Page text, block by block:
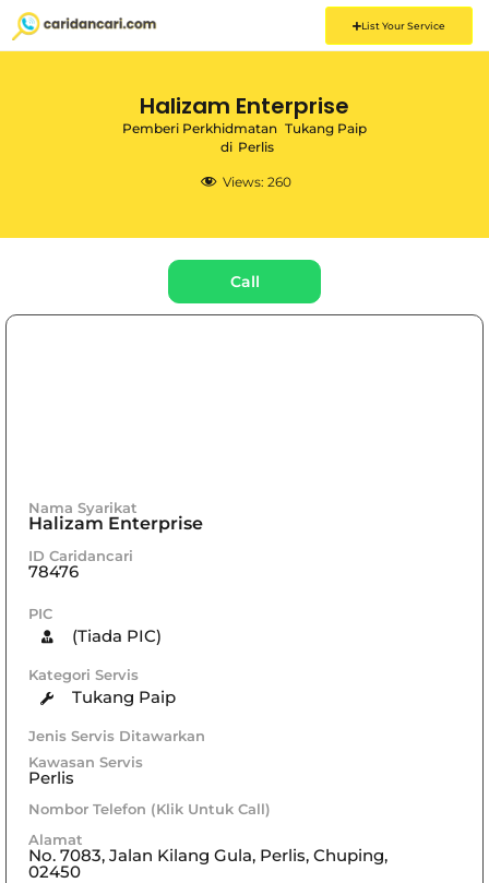
List Your Service
Halizam Enterprise
Pemberi Perkhidmatan Tukang Paip
di Perlis
Views: 260
Call
Nama Syarikat
Halizam Enterprise
ID Caridancari
78476
PIC
(Tiada PIC)
Kategori Servis
Tukang Paip
Jenis Servis Ditawarkan
Kawasan Servis
Perlis
Nombor Telefon (Klik Untuk Call)
Alamat
No. 7083, Jalan Kilang Gula, Perlis, Chuping,
02450